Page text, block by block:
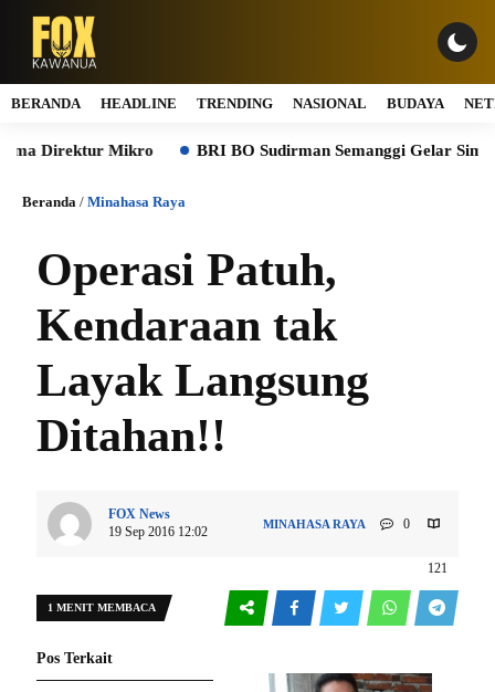
BERANDA HEADLINE TRENDING NASIONAL BUDAYA
Mikro BRI BO Sudirman Semanggi Gelar Simulasi
Beranda / Minahasa Raya
Operasi Patuh,
Kendaraan tak
Layak Langsung
Ditahan!!
FOX News
19 Sep 2016 12:02
MINAHASA RAYA 0
121
1 MENIT MEMBACA
Pos Terkait